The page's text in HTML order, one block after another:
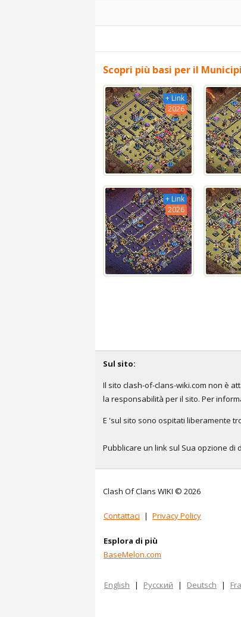
Scopri più basi per il
+ Link
2026
+ Link
2026
Sul sito:
Il sito clash-of-clans-wiki.com non è
la responsabilità per il sito. Per
E 'sul sito sono ospitati liberamente
Pubblicare un link sul Sua opzione
Clash Of Clans WIKI © 2026
Contattaci | Privacy Policy
Esplora di più
BaseMelon.com
English | Русский | Deutsch |